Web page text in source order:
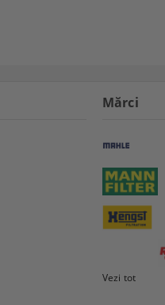
Mărci
Vezi tot